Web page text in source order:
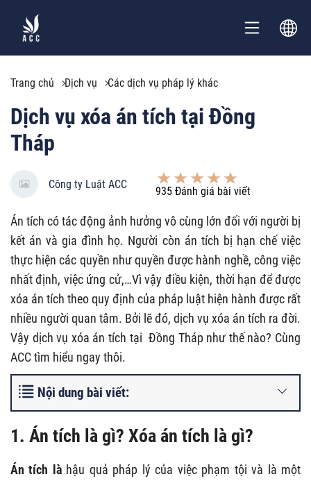
Trang chủ Dịch vụ Các dịch vụ pháp lý khác
Dịch vụ xóa án tích tại Đồng
Tháp
Công ty Luật ACC
935 Đánh giá bài viết
Án tích có tác động ảnh hưởng vô cùng lớn đối với người bị
kết án và gia đình họ. Người còn án tích bị hạn chế việc
thực hiện các quyền như quyền được hành nghề, công việc
nhất định, việc ứng cử,…Vì vậy điều kiện, thời hạn để được
xóa án tích theo quy định của pháp luật hiện hành được rất
nhiều người quan tâm. Bởi lẽ đó, dịch vụ xóa án tích ra đời.
Vậy dịch vụ xóa án tích tại Đồng Tháp như thế nào? Cùng
ACC tìm hiểu ngay thôi.
Nội dung bài viết:
1. Án tích là gì? Xóa án tích là gì?
Án tích làhậu quả pháp lý của việc phạm tội và là một